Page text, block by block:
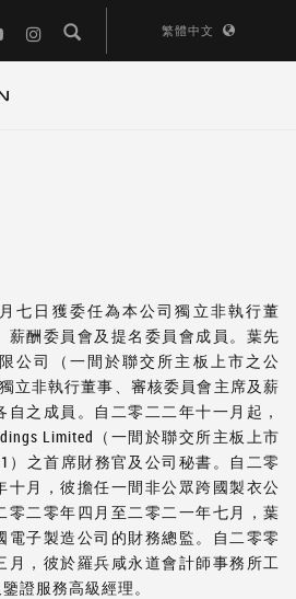
繁體中文
七日獲委任為本公司獨立非執行董
薪酬委員會及提名委員會成員。葉先
公司（一間於聯交所主板上市之公
立非執行董事、審核委員會主席及薪
之成員。自二零二二年十一月起，
Limited（一間於聯交所主板上市
）之首席財務官及公司秘書。自二零
十月，彼擔任一間非公眾跨國製衣公
零二零年四月至二零二一年七月，葉
電子製造公司的財務總監。自二零零
月，彼於羅兵咸永道會計師事務所工
證服務高級經理。